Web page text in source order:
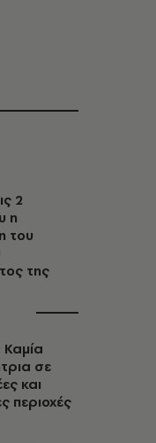
2
η
του
της
σε
και
περιοχές